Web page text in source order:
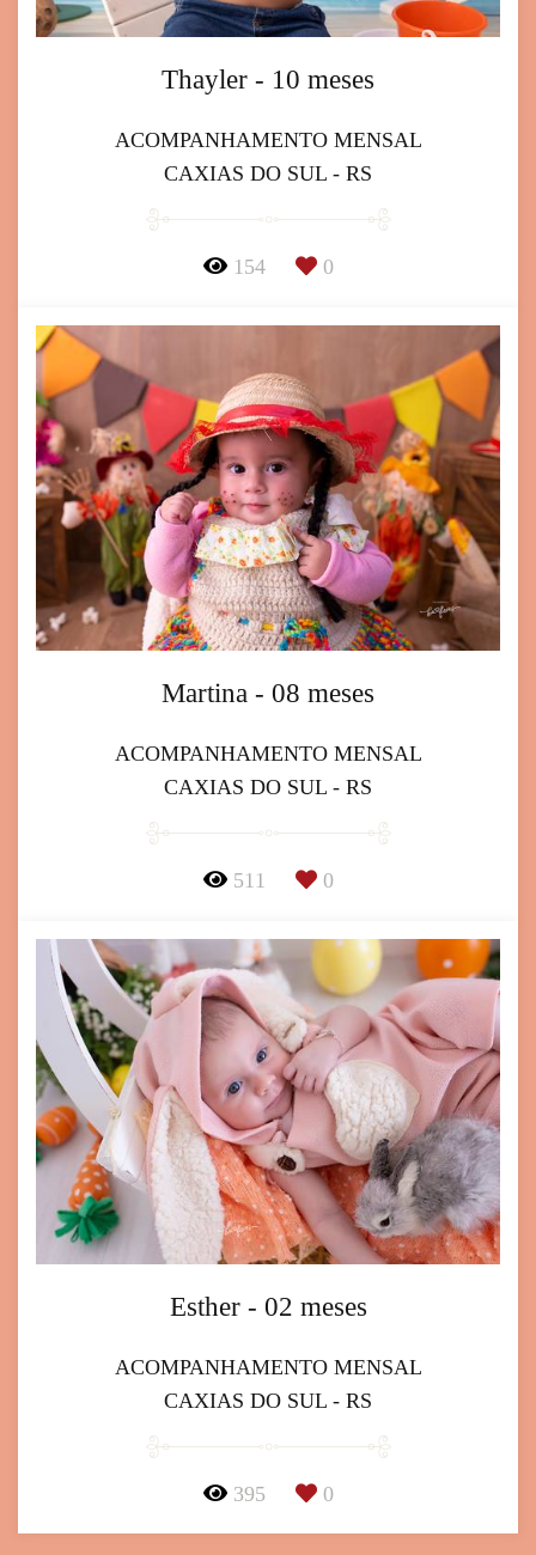
Thayler - 10 meses
ACOMPANHAMENTO MENSAL
CAXIAS DO SUL - RS
154 0
Martina - 08 meses
ACOMPANHAMENTO MENSAL
CAXIAS DO SUL - RS
511 0
Esther - 02 meses
ACOMPANHAMENTO MENSAL
CAXIAS DO SUL - RS
395 0